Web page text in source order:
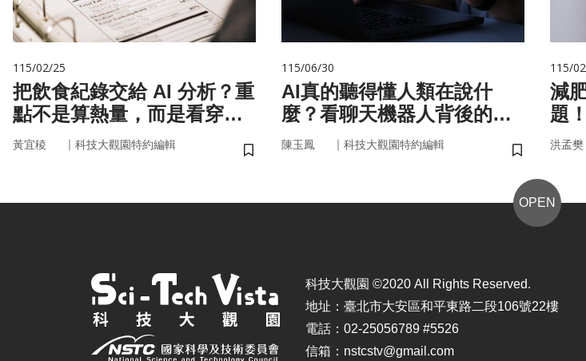
115/02/25
把飲食紀錄交給 AI 分析？重
點不是算熱量，而是看穿你
的「飲食習慣」
黃宜稜 ｜ 科技大觀園特約編輯
儲存書籤
115/06/30
AI真的聽得懂人類在說什
麼？看聊天機器人背後的語
言科技
陳玉鳳 ｜ 科技大觀園特約編輯
儲存書籤
115/
減
題
家
洪孟樊
OPEN
科技大觀園 ©2020 All Rights Reserved.
地址：臺北市大安區和平東路二段106號22樓
電話：02-25056789 #5526
信箱：nstcstv@gmail.com